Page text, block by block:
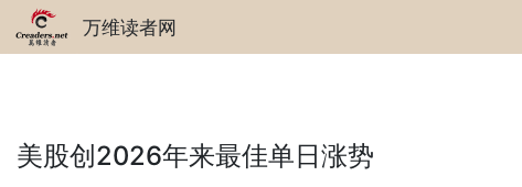
万维读者网
美股创2026年来最佳单日涨势